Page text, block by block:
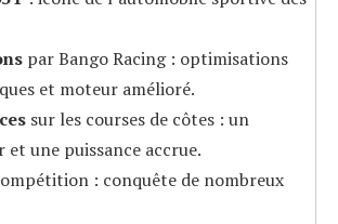
par Bango Racing : optimisations
et moteur amélioré.
sur les courses de côtes : un
et une puissance accrue.
: conquête de nombreux